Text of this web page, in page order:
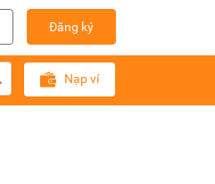
Đăng ký
Nạp ví